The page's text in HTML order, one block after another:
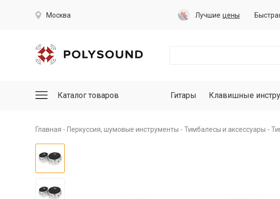
Москва Лучшие цены
Каталог товаров Гитары Клавишные
Главная Перкуссия, шумовые инструменты Тимбалесы и аксессуары